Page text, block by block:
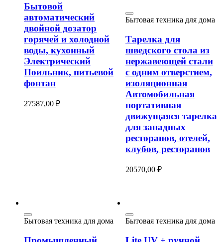
Бытовой
автоматический
двойной дозатор
горячей и холодной
воды, кухонный
Электрический
Поильник, питьевой
фонтан
27587,00 ₽
Бытовая техника для дома
Тарелка для
шведского стола из
нержавеющей стали
с одним отверстием,
изоляционная
Автомобильная
портативная
движущаяся тарелка
для западных
ресторанов, отелей,
клубов, ресторанов
20570,00 ₽
Бытовая техника для дома Бытовая техника для дома